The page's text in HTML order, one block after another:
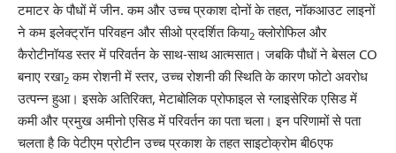
टमाटर के पौधों में जीन. कम और उच्च प्रकाश दोनों के तहत, नॉकआउट लाइनों
ने कम इलेक्ट्रॉन परिवहन और सीओ प्रदर्शित किया2 क्लोरोफिल और
कैरोटीनॉयड स्तर में परिवर्तन के साथ-साथ आत्मसात। जबकि पौधों ने बेसल CO
बनाए रखा2 कम रोशनी में स्तर, उच्च रोशनी की स्थिति के कारण फोटो अवरोध
उत्पन्न हुआ। इसके अतिरिक्त, मेटाबोलिक प्रोफाइल से ग्लाइसेरिक एसिड में
कमी और प्रमुख अमीनो एसिड में परिवर्तन का पता चला। इन परिणामों से पता
चलता है कि पेटीएम प्रोटीन उच्च प्रकाश के तहत साइटोक्रोम बी6एफ